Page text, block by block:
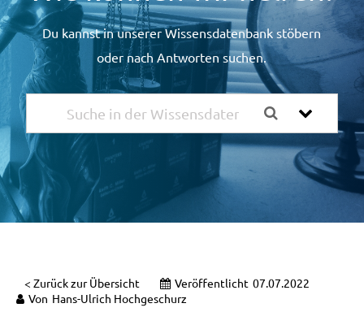
Du kannst in unserer Wissensdatenbank stöbern
oder nach Antworten suchen.
< Zurück zur Übersicht Veröffentlicht 07.07.2022
Von Hans-Ulrich Hochgeschurz